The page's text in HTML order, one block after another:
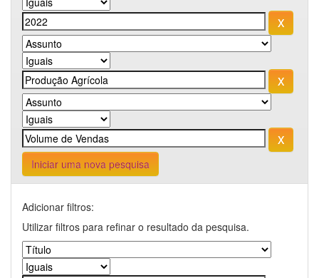
Iniciar uma nova pesquisa
Adicionar filtros:
Utilizar filtros para refinar o resultado da pesquisa.